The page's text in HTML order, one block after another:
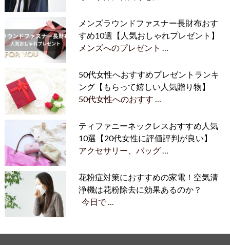
メンズラウンドファスナー長財布おす
すめ10選【人気おしゃれプレゼント】
メンズへのプレゼント …
50代女性へおすすめプレゼントランキ
ング【もらって嬉しい人気贈り物】
50代女性へのおすす …
ティファニーネックレスおすすめ人気
10選【20代女性に評価評判が良い】
アクセサリー、バッグ …
花粉症対策におすすめの家電！空気清
浄機は花粉除去に効果あるのか？
今日で …